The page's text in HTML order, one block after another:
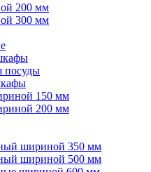
200 мм
300 мм
посуды
150 мм
200 мм
шириной 350 мм
шириной 500 мм